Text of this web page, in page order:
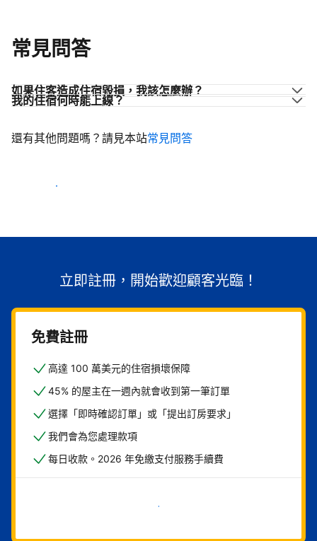
常見問答
如果住客造成住宿毀損，我該怎麼辦？
我的住宿何時能上線？
還有其他問題嗎？請見本站常見問答
開始迎接住客
立即註冊，開始歡迎顧客光臨！
免費註冊
高達 100 萬美元的住宿損壞保障
45% 的屋主在一週內就會收到第一筆訂單
選擇「即時確認訂單」或「提出訂房要求」
我們會為您處理款項
每日收款。2026 年免繳支付服務手續費
現在就開始